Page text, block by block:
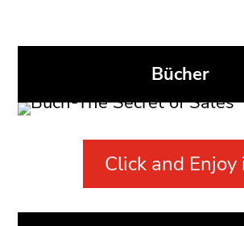
Bücher
Click and Enjoy